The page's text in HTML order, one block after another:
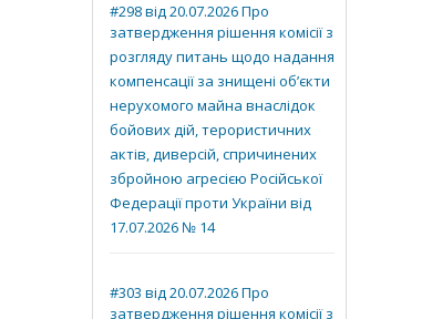
#298 від 20.07.2026 Про
затвердження рішення комісії з
розгляду питань щодо надання
компенсації за знищені об’єкти
нерухомого майна внаслідок
бойових дій, терористичних
актів, диверсій, спричинених
збройною агресією Російської
Федерації проти України від
17.07.2026 № 14
#303 від 20.07.2026 Про